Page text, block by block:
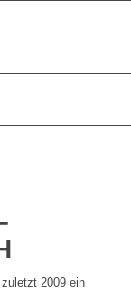
2009 ein